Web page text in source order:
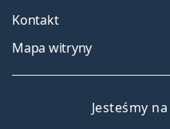
Kontakt
Mapa witryny
Jesteśmy na